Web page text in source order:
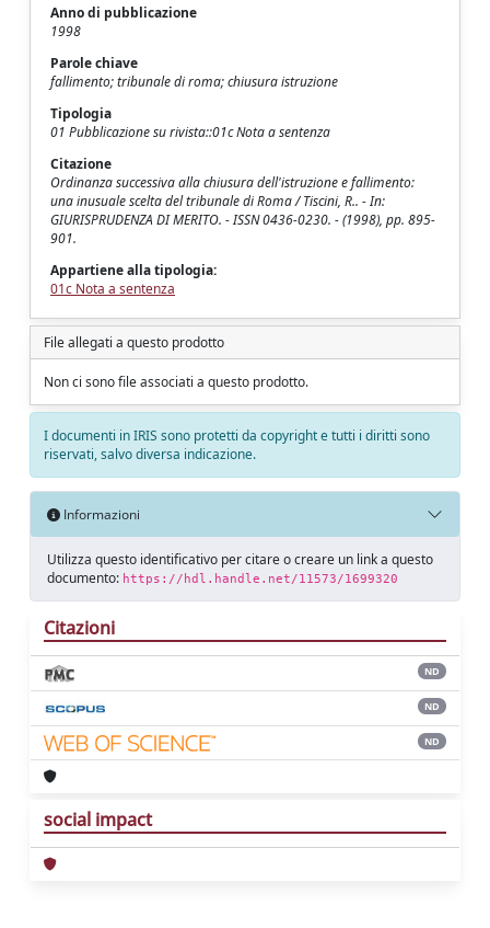
Anno di pubblicazione
1998
Parole chiave
fallimento; tribunale di roma; chiusura istruzione
Tipologia
01 Pubblicazione su rivista::01c Nota a sentenza
Citazione
Ordinanza successiva alla chiusura dell'istruzione e fallimento:
una inusuale scelta del tribunale di Roma / Tiscini, R.. - In:
GIURISPRUDENZA DI MERITO. - ISSN 0436-0230. - (1998), pp. 895-
901.
Appartiene alla tipologia:
01c Nota a sentenza
File allegati a questo prodotto
Non ci sono file associati a questo prodotto.
I documenti in IRIS sono protetti da copyright e tutti i diritti sono
riservati, salvo diversa indicazione.
Informazioni
Utilizza questo identificativo per citare o creare un link a questo
documento: https://hdl.handle.net/11573/1699320
Citazioni
ND
ND
ND
social impact